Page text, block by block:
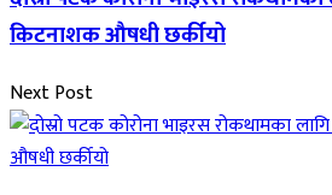
किटनाशक औषधी छर्कीयो
Next Post